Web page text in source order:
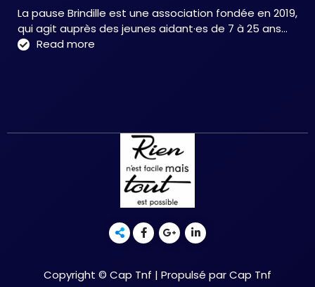
la
La pause Brindille est une association fondée en 2019,
qui agit auprès des jeunes aidant·es de 7 à 25 ans…
Read more
pour
newsletter
Copyright © Cap Tnf | Propulsé par Cap Tnf